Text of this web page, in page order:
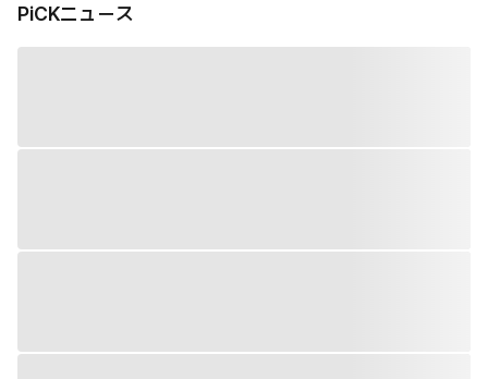
PiCKニュース